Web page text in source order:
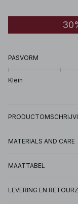
PASVORM
Klein
MATERIALS AND CARE
MAATTABEL
LEVERING EN